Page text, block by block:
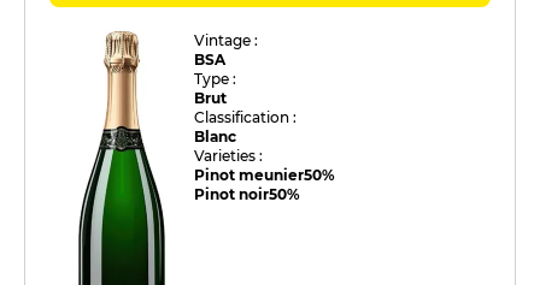
Vintage :
BSA
Type :
Brut
Classification :
Blanc
Varieties :
Pinot meunier50%
Pinot noir50%